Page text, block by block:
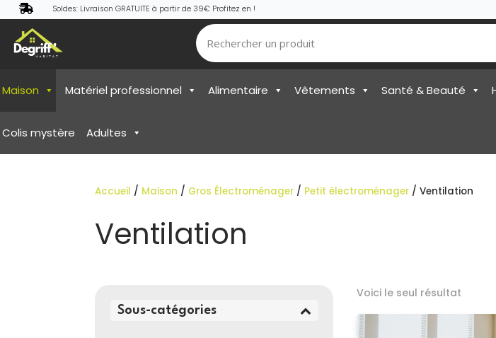
 Soldes: Livraison GRATUITE à partir de 39€ Profitez en !
Maison Matériel professionnel Alimentaire Vêtements Santé & Beauté
Colis mystère Adultes
Accueil / Maison / Gros Électroménager / Petit électroménager / Ventilation
Ventilation
Sous-catégories
Voici le seul résultat